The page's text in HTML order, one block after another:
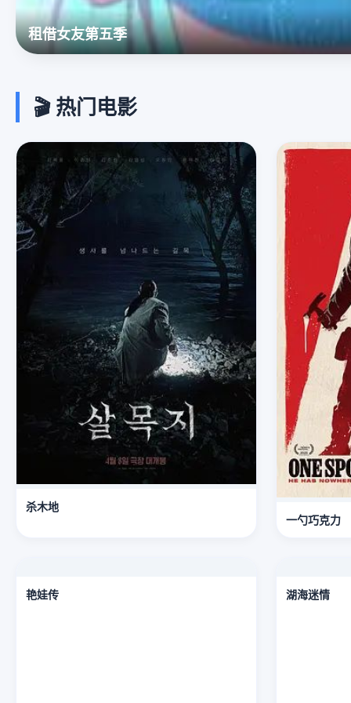
绯色潮汐
🎬 热门电影
杀木地
一勺巧克力
艳娃传 湖海迷情